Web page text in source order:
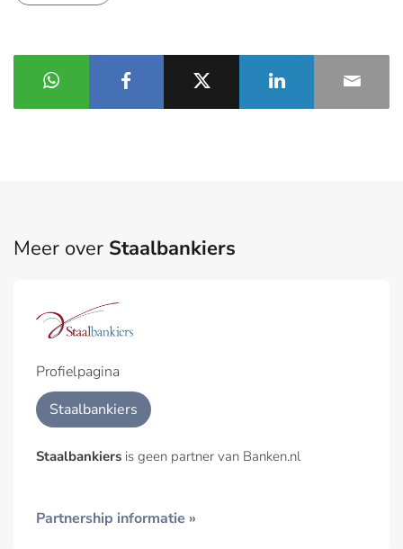
Meer over Staalbankiers
Profielpagina
Staalbankiers
Staalbankiers is geen partner van Banken.nl
Partnership informatie »